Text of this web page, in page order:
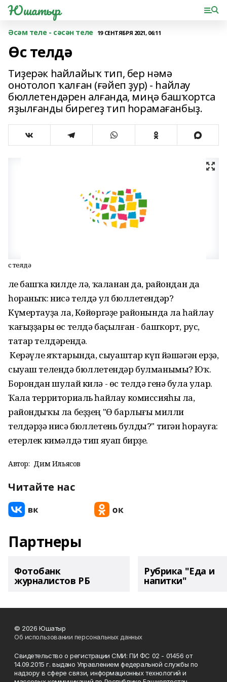
Юшатыр
Әсәм теле - сәсән теле 19 СЕНТЯБРЯ 2021, 06:11
Өс телдә
Тиҙерәк һайлайыҡ тип, бер нәмә
онотолоп ҡалған (ғәйеп ҙур) - һайлау
бюллетендәрен алғанда, миңә башҡортса
яҙылғанды бирегеҙ тип һорамағанбыҙ.
Өс телдә
Әле башҡа килде лә, ҡаланан да, райондан да
һораныҡ: нисә телдә ул бюллетендәр?
Күмертауҙа ла, Көйөргәҙе районында ла һайлау
ҡағыҙҙары өс телдә баҫылған - башҡорт, рус,
татар телдәрендә.
Ә Керәүле яҡтарында, сыуаштар күп йәшәгән ерҙә,
сыуаш телендә бюллетендәр булманымы? Юҡ.
Борондан шулай килә - өс телдә генә була улар.
Ҡала территориаль һайлау комиссияһы ла,
райондыҡы ла беҙҙең "Ө барлығы милли
телдәрҙә нисә бюллетень булды?" тигән һорауға:
етерлек кимәлдә тип яуап бирҙе.
Автор: Дим Ильясов
Читайте нас
Партнеры
Фотобанк
журналистов РБ
Рубрика "Еда и
напитки"
© 2026 Юшатыр
Об использовании персональных данных
Свидетельство о регистрации СМИ: ПИ ФС 02 - 01456 от
14.09.2015 г. выдано Управлением федеральной службы по
надзору в сфере связи, информационных технологий и